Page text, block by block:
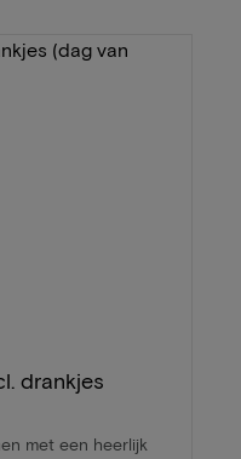
drankjes
met een heerlijk